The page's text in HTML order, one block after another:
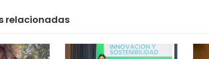
relacionadas